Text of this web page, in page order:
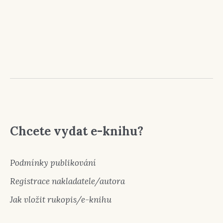
Chcete vydat e-knihu?
Podmínky publikování
Registrace nakladatele/autora
Jak vložit rukopis/e-knihu